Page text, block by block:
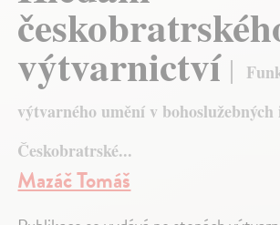
výtvarnictví
výtvarného umění v
Českobratrské...
Mazáč Tomáš